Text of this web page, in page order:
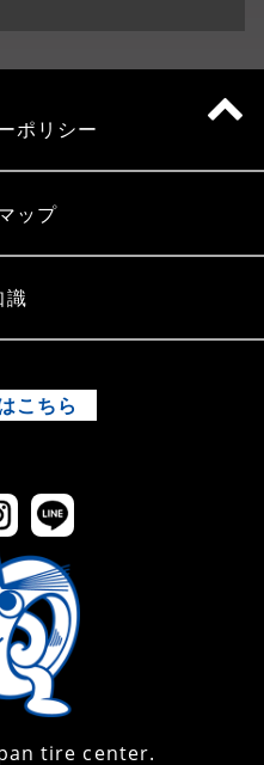
ポリシー
ップ
識
こちら
tire center.